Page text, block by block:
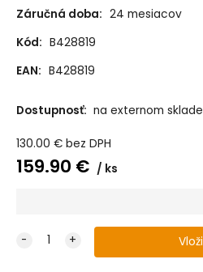
Záručná doba: 24 mesiacov
Kód: B428819
EAN: B428819
Dostupnosť: na externom sklade
130.00 € bez DPH
159.90 € ks